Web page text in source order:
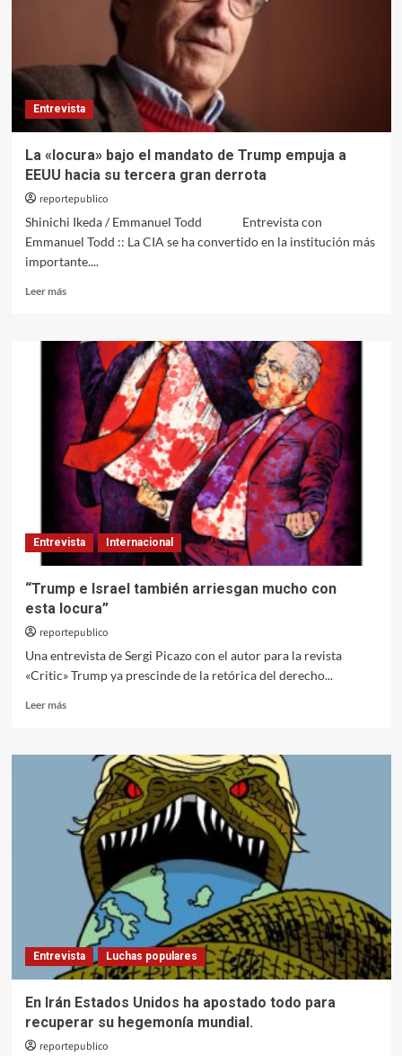
siguiente?
Entrevista
La «locura» bajo el mandato de Trump empuja a
EEUU hacia su tercera gran derrota
reportepublico
Shinichi Ikeda / Emmanuel Todd Entrevista con
Emmanuel Todd :: La CIA se ha convertido en la institución más
importante....
Leer másLeer
La
«locura»
bajo
mandato
de
Trump
empuja
a
EEUU
hacia
su
tercera
gran
Entrevista Internacional
“Trump e Israel también arriesgan mucho con
esta locura”
reportepublico
Una entrevista de Sergi Picazo con el autor para la revista
«Critic» Trump ya prescinde de la retórica del derecho...
Leer másLeer
“Trump
también
arriesgan
mucho
con
esta locura”
Entrevista Luchas populares
En Irán Estados Unidos ha apostado todo para
recuperar su hegemonía mundial.
reportepublico